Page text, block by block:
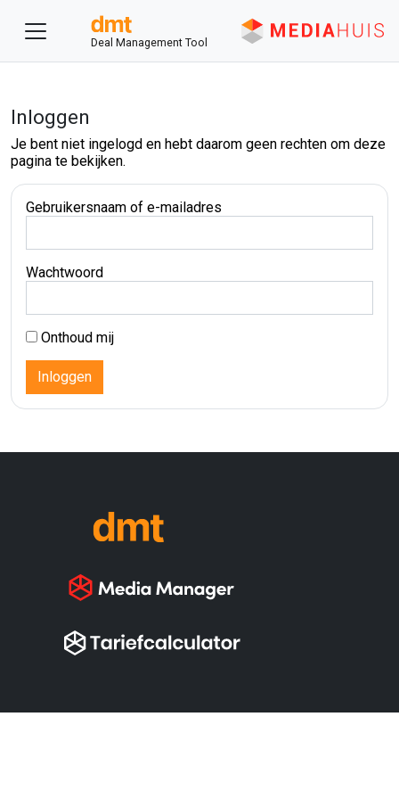
Deal Management Tool
Inloggen
Je bent niet ingelogd en hebt daarom geen rechten om deze
pagina te bekijken.
Gebruikersnaam of e-mailadres
Wachtwoord
Onthoud mij